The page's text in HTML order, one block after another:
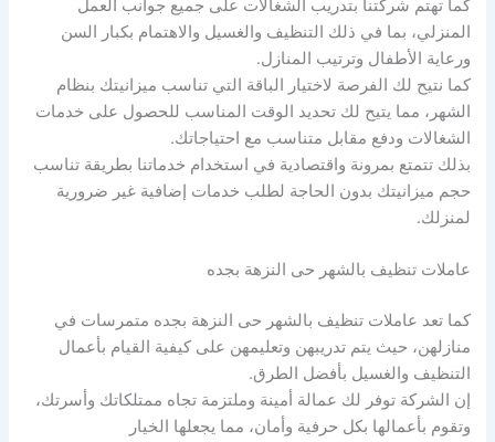
كما تهتم شركتنا بتدريب الشغالات على جميع جوانب العمل
المنزلي، بما في ذلك التنظيف والغسيل والاهتمام بكبار السن
ورعاية الأطفال وترتيب المنازل.
كما نتيح لك الفرصة لاختيار الباقة التي تناسب ميزانيتك بنظام
الشهر، مما يتيح لك تحديد الوقت المناسب للحصول على خدمات
الشغالات ودفع مقابل متناسب مع احتياجاتك.
بذلك تتمتع بمرونة واقتصادية في استخدام خدماتنا بطريقة تناسب
حجم ميزانيتك بدون الحاجة لطلب خدمات إضافية غير ضرورية
لمنزلك.
عاملات تنظيف بالشهر حى النزهة بجده
كما تعد عاملات تنظيف بالشهر حى النزهة بجده متمرسات في
منازلهن، حيث يتم تدريبهن وتعليمهن على كيفية القيام بأعمال
التنظيف والغسيل بأفضل الطرق.
إن الشركة توفر لك عمالة أمينة وملتزمة تجاه ممتلكاتك وأسرتك،
وتقوم بأعمالها بكل حرفية وأمان، مما يجعلها الخيار